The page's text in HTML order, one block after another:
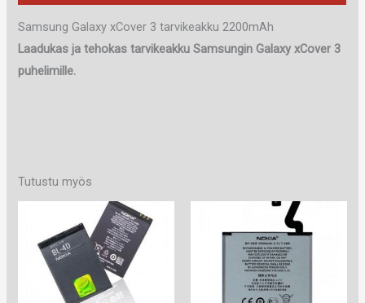
Samsung Galaxy xCover 3 tarvikeakku 2200mAh
Laadukas ja tehokas tarvikeakku Samsungin Galaxy xCover 3
puhelimille.
Tutustu myös